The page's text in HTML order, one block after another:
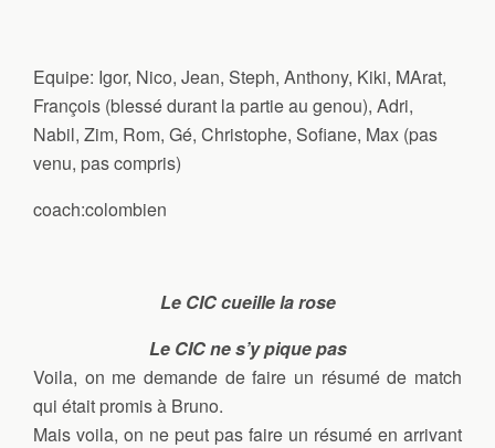
Equipe: Igor, Nico, Jean, Steph, Anthony, Kiki, MArat,
François (blessé durant la partie au genou), Adri,
Nabil, Zim, Rom, Gé, Christophe, Sofiane, Max (pas
venu, pas compris)
coach:colombien
Le CIC cueille la rose
Le CIC ne s’y pique pas
Voila, on me demande de faire un résumé de match
qui était promis à Bruno.
Mais voila, on ne peut pas faire un résumé en arrivant